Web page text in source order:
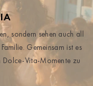
sondern sehen auch all
Gemeinsam ist es
Dolce-Vita-Momente zu